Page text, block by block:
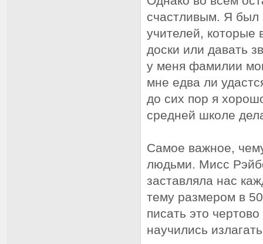
счастливым. Я был
учителей, которые
доски или давать
у меня фамилии
мне едва ли
до сих пор я
средней школе
Самое важное,
людьми. Мисс
заставляла нас
тему размером в
писать это
научились